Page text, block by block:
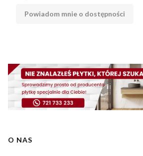
Powiadom mnie o dostępności
Linki w stopce
O NAS